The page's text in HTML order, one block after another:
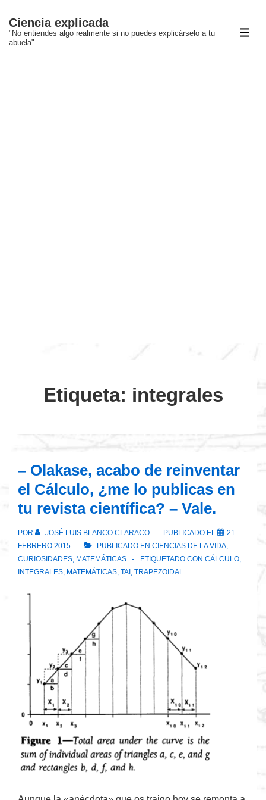
Saltar
Ciencia explicada
"No entiendes algo realmente si no puedes explicárselo a tu
abuela"
Etiqueta: integrales
– Olakase, acabo de reinventar
el Cálculo, ¿me lo publicas en
tu revista científica? – Vale.
POR JOSÉ LUIS BLANCO CLARACO PUBLICADO EL
21
FEBRERO 2015
PUBLICADO EN CIENCIAS DE LA VIDA,
CURIOSIDADES, MATEMÁTICAS ETIQUETADO CON CÁLCULO,
INTEGRALES, MATEMÁTICAS, TAI , TRAPEZOIDAL